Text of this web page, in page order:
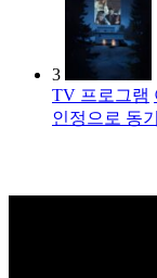
3
TV 프로그램
인정으로 동